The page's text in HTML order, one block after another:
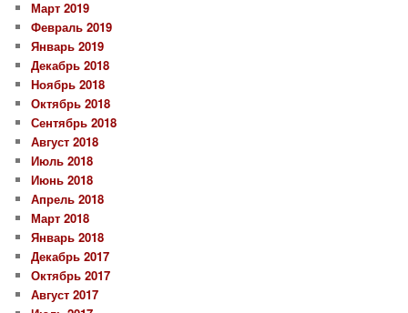
Март 2019
Февраль 2019
Январь 2019
Декабрь 2018
Ноябрь 2018
Октябрь 2018
Сентябрь 2018
Август 2018
Июль 2018
Июнь 2018
Апрель 2018
Март 2018
Январь 2018
Декабрь 2017
Октябрь 2017
Август 2017